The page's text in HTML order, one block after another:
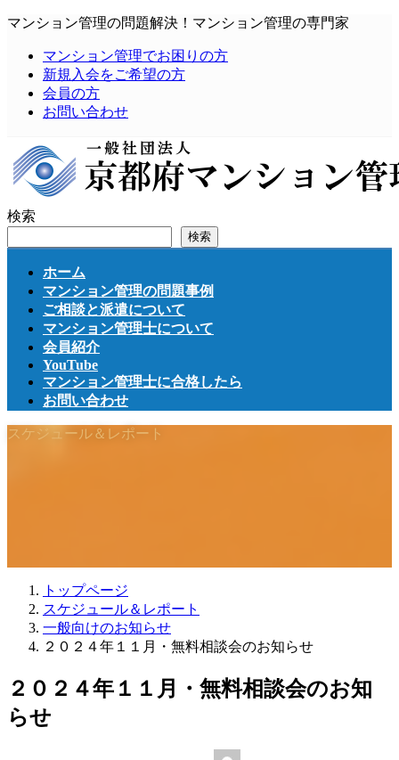
コ
ッ
プ
ナ
移
動
マンション管理の問題解決！マンション管理の専門家
マンション管理でお困りの方
新規入会をご希望の方
会員の方
お問い合わせ
検索
検索
ホーム
マンション管理の問題事例
ご相談と派遣について
マンション管理士について
会員紹介
YouTube
マンション管理士に合格したら
お問い合わせ
スケジュール＆レポート
トップページ
スケジュール＆レポート
一般向けのお知らせ
２０２４年１１月・無料相談会のお知らせ
２０２４年１１月・無料相談会のお知
らせ